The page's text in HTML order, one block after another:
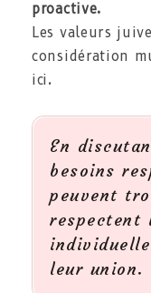
proactive.
Les valeurs
considération
ici.
En
besoins
peuvent
respectent
leur union.